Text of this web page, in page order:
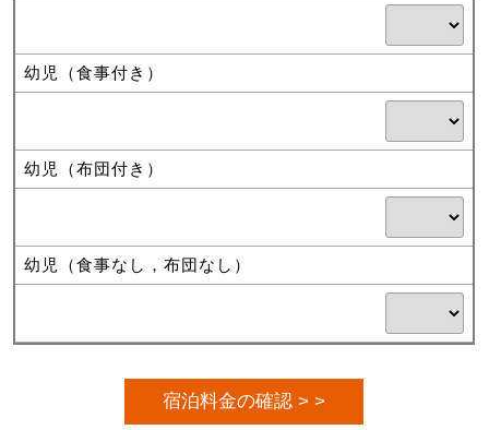
幼児（食事付き）
幼児（布団付き）
幼児（食事なし，布団なし）
宿泊料金の確認 > >